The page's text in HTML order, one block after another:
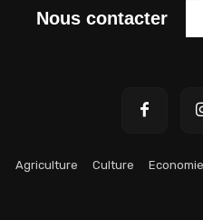
Nous contacter
Agriculture Culture Economie